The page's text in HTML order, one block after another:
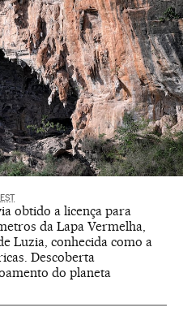
EST
obtido a licença para
da Lapa Vermelha,
Luzia, conhecida como a
Descoberta
do planeta